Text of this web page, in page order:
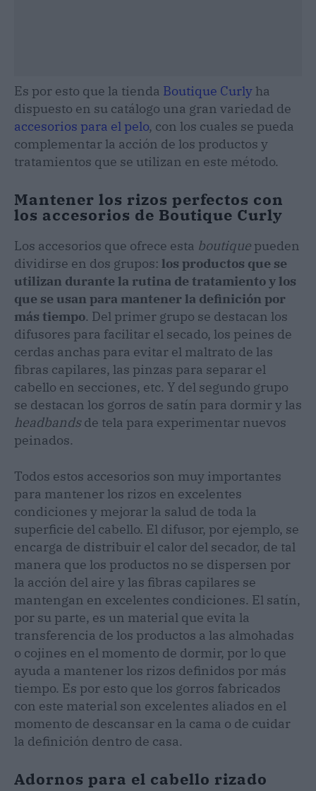
Es por esto que la tienda Boutique Curly ha
dispuesto en su catálogo una gran variedad de
accesorios para el pelo, con los cuales se pueda
complementar la acción de los productos y
tratamientos que se utilizan en este método.
Mantener los rizos perfectos con
los accesorios de Boutique Curly
Los accesorios que ofrece esta boutique pueden
dividirse en dos grupos: los productos que se
utilizan durante la rutina de tratamiento y los
que se usan para mantener la definición por
más tiempo. Del primer grupo se destacan los
difusores para facilitar el secado, los peines de
cerdas anchas para evitar el maltrato de las
fibras capilares, las pinzas para separar el
cabello en secciones, etc. Y del segundo grupo
se destacan los gorros de satín para dormir y las
headbandsde tela para experimentar nuevos
peinados.
Todos estos accesorios son muy importantes
para mantener los rizos en excelentes
condiciones y mejorar la salud de toda la
superficie del cabello. El difusor, por ejemplo, se
encarga de distribuir el calor del secador, de tal
manera que los productos no se dispersen por
la acción del aire y las fibras capilares se
mantengan en excelentes condiciones. El satín,
por su parte, es un material que evita la
transferencia de los productos a las almohadas
o cojines en el momento de dormir, por lo que
ayuda a mantener los rizos definidos por más
tiempo. Es por esto que los gorros fabricados
con este material son excelentes aliados en el
momento de descansar en la cama o de cuidar
la definición dentro de casa.
Adornos para el cabello rizado